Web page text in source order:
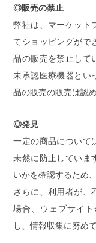
◎販売の禁止
弊社は、マーケット
てショッピングがで
品の販売を禁止して
未承認医療機器とい
品の販売の販売は認
◎発見
一定の商品について
未然に防止していま
いかを確認するため
さらに、利用者が、
場合、ウェブサイ
し、情報収集に努め